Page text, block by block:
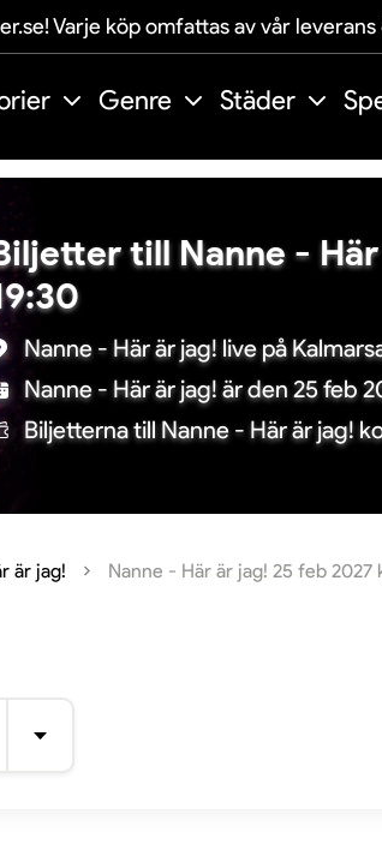
Varje köp omfattas av vår
Genre Städer
till Nanne -
Nanne - Här är jag! live på
Nanne - Här är jag! är den 25 feb
Biljetterna till Nanne - Här är jag!
är jag! Nanne - Här är jag! 25 feb 2027